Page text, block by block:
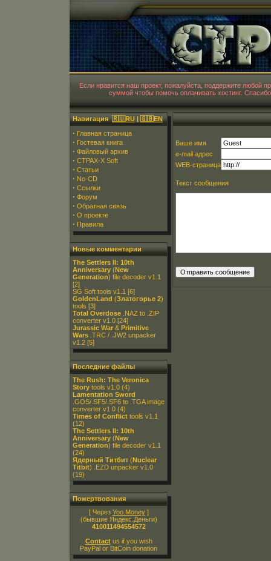
Если нравится наш проект, пожалуйста, поддержите любой
суммой чтобы помочь оплачивать хостинг.
Навигация🇷🇺RU | 🇬🇧EN
· Главная страница
· Гостевая книга
· Файловый архив
· CTPAX-X Soft
· Статьи
· No-CD
· Ссылки
· Форум
· Обратная связь
· О проекте
· Правила
Новые комментарии
The Settlers II: 10th
Anniversary (New
Generation) file decoder v1.1
[2]
SG Soft tools v1.1 [6]
GoldenLand (Златогорье 2)
tools [3]
Total Overdose .NAZ to .ZIP
converter v1.0 [24]
Jurassic War & Primitive
Wars .TRC / .JW2 unpacker
v1.2 [5]
Последние файлы
The Rush: The Veronica
Story tools v1.0 (4)
Lamentation Sword
.GOS/.SF5/.SF6 to .TGA image
converter v1.0 (4)
Times of Conflict tools v1.1
(12)
The Settlers II: 10th
Anniversary (New
Generation) file decoder v1.1
(24)
Ядерный Титбит (Nuclear
Titbit) .EZD unpacker v1.0
(19)
Пожертвования
[ Через Yoo.Money]
(бывшие Яндекс.Деньги)
410011494554572
Contactus if you wish
PayPal or BitCoin donation
Ваше имя
e-mail адрес
WEB-страница
Текст сообщения